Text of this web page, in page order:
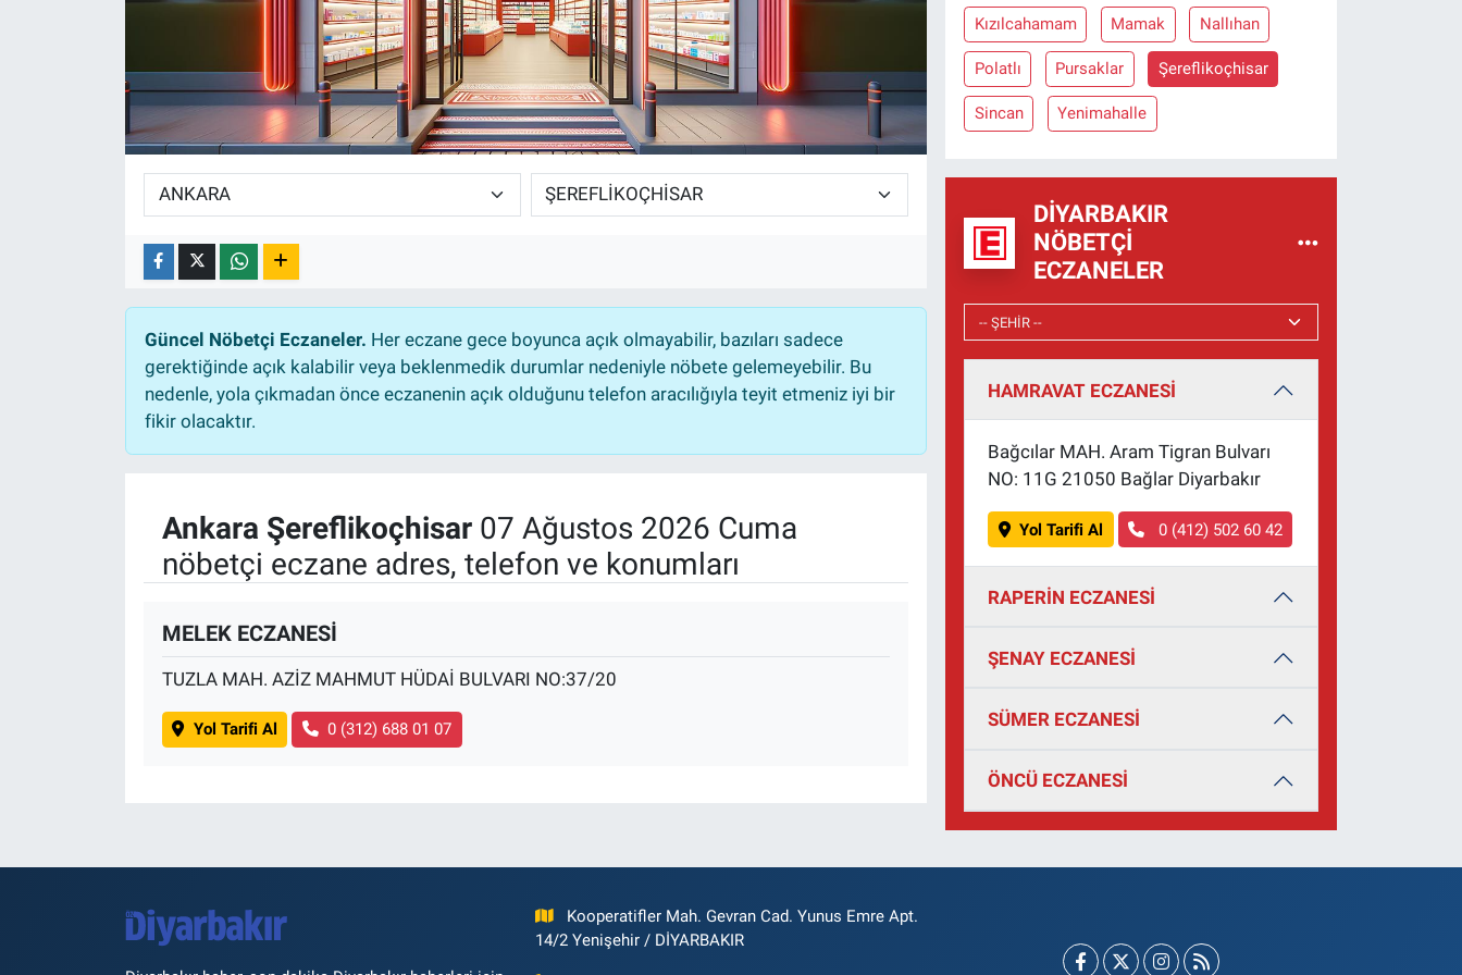
Güncel Nöbetçi Eczaneler. Her eczane gece boyunca açık olmayabilir, bazıları sadece
gerektiğinde açık kalabilir veya beklenmedik durumlar nedeniyle nöbete gelemeyebilir. Bu
nedenle, yola çıkmadan önce eczanenin açık olduğunu telefon aracılığıyla teyit etmeniz iyi bir
fikir olacaktır.
Ankara Şereflikoçhisar07 Ağustos 2026 Cuma
nöbetçi eczane adres, telefon ve konumları
MELEK ECZANESİ
TUZLA MAH. AZİZ MAHMUT HÜDAİ BULVARI NO:37/20
Yol Tarifi Al 0 (312) 688 01 07
Kızılcahamam Mamak Nallıhan
Polatlı Pursaklar Şereflikoçhisar
Sincan Yenimahalle
DIYARBAKIR
NÖBETÇI
ECZANELER
HAMRAVAT ECZANESİ
Bağcılar MAH. Aram Tigran Bulvarı
NO: 11G 21050 Bağlar Diyarbakır
Yol Tarifi Al 0 (412) 502 60 42
RAPERİN ECZANESİ
ŞENAY ECZANESİ
SÜMER ECZANESİ
ÖNCÜ ECZANESİ
Kooperatifler Mah. Gevran Cad. Yunus Emre Apt.
14/2 Yenişehir / DİYARBAKIR
ÖZEL HABER
POLİTİKA
TEKNOLOJİ